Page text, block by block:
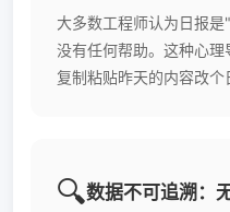
大多数工程师认为日报
没有任何帮助。这种心
复制粘贴昨天的内容改个
🔍数据不可追溯：